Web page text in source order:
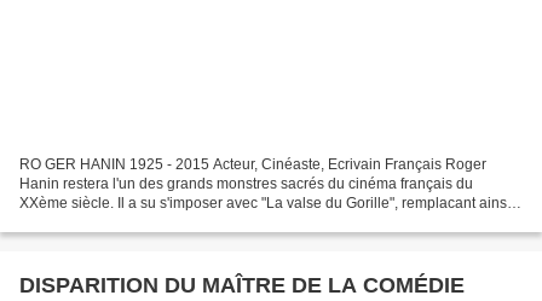
RO GER HANIN 1925 - 2015 Acteur, Cinéaste, Ecrivain Français Roger
Hanin restera l'un des grands monstres sacrés du cinéma français du
XXème siècle. Il a su s'imposer avec "La valse du Gorille", remplacant ainsi
DISPARITION DU MAÎTRE DE LA COMÉDIE